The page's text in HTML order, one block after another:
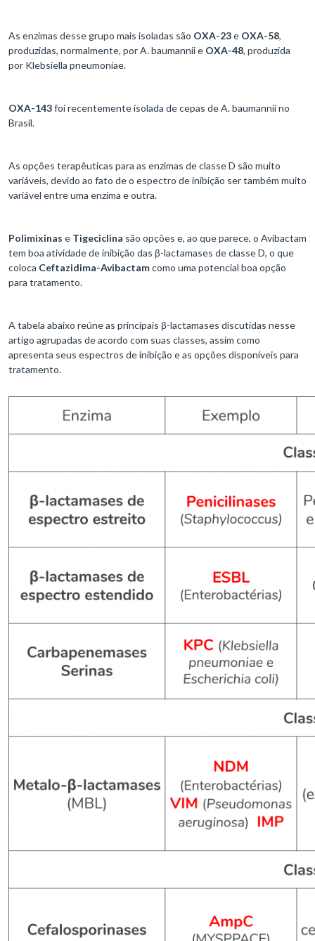
As enzimas desse grupo mais isoladas são OXA-23e OXA-58,
produzidas, normalmente, por A. baumannii e OXA-48, produzida
por Klebsiella pneumoniae.
OXA-143foi recentemente isolada de cepas de A. baumannii no
Brasil.
As opções terapêuticas para as enzimas de classe D são muito
variáveis, devido ao fato de o espectro de inibição ser também muito
variável entre uma enzima e outra.
Polimixinas e Tigeciclina são opções e, ao que parece, o Avibactam
tem boa atividade de inibição das β-lactamases de classe D, o que
coloca Ceftazidima-Avibactamcomo uma potencial boa opção
para tratamento.
A tabela abaixo reúne as principais β-lactamases discutidas nesse
artigo agrupadas de acordo com suas classes, assim como
apresenta seus espectros de inibição e as opções disponíveis para
tratamento.